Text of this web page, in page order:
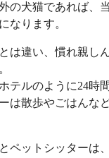
の犬猫であれば、
なります。
は違い、慣れ親し
テルのように24時
は散歩やごはんな
ペットシッターは